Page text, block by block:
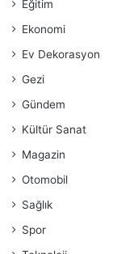
Eğitim
Ekonomi
Ev Dekorasyon
Gezi
Gündem
Kültür Sanat
Magazin
Otomobil
Sağlık
Spor